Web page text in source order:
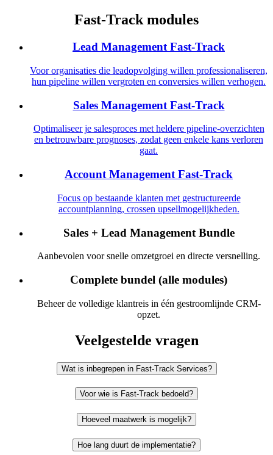
Fast-Track modules
Lead Management Fast-Track
Voor organisaties die leadopvolging willen professionaliseren,
hun pipeline willen vergroten en conversies willen verhogen.
Sales Management Fast-Track
Optimaliseer je salesproces met heldere pipeline-overzichten
en betrouwbare prognoses, zodat geen enkele kans verloren
gaat.
Account Management Fast-Track
Focus op bestaande klanten met gestructureerde
accountplanning, crossen upsellmogelijkheden.
Sales + Lead Management Bundle
Aanbevolen voor snelle omzetgroei en directe versnelling.
Complete bundel (alle modules)
Beheer de volledige klantreis in één gestroomlijnde CRM-
opzet.
Veelgestelde vragen
Wat is inbegrepen in Fast-Track Services?
Voor wie is Fast-Track bedoeld?
Hoeveel maatwerk is mogelijk?
Hoe lang duurt de implementatie?